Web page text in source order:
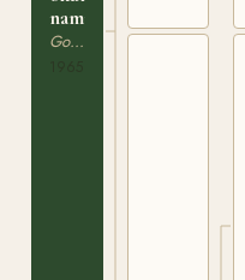
namn
Gotlandsruss